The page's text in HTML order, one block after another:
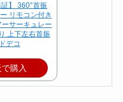
】 360°首振
リモコン付き
サーキュレー
上下左右首振
デコ
購入